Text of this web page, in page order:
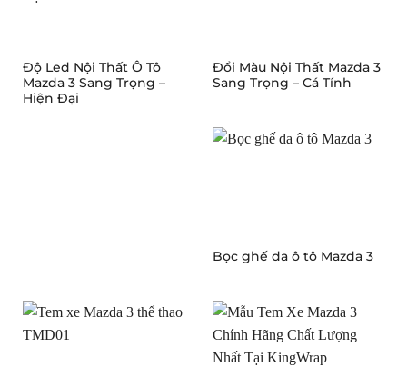
Độ Led Nội Thất Ô Tô
Mazda 3 Sang Trọng –
Hiện Đại
Đổi Màu Nội Thất Mazda 3
Sang Trọng – Cá Tính
Bọc ghế da ô tô Mazda 3